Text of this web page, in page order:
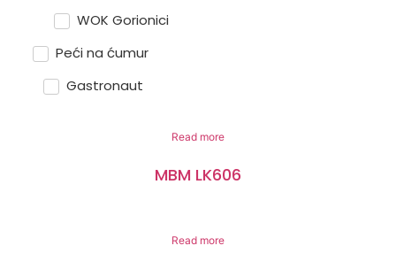
WOK Gorionici
Peći na ćumur
Gastronaut
Read more
MBM LK606
Read more